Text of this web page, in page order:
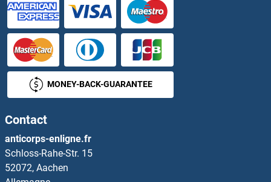
TNFRSF19 Kits ELISA
TNFRSF1A Kits ELISA
TNFRSF1B Kits ELISA
TNFRSF4 Kits ELISA
TNFRSF6B Kits ELISA
MONEY-BACK-GUARANTEE
Contact
anticorps-enligne.fr
Schloss-Rahe-Str. 15
52072, Aachen